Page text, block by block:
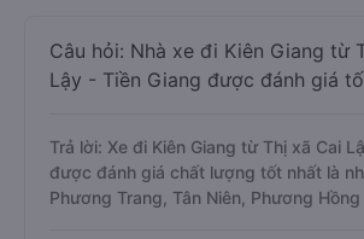
Câu hỏi: Nhà xe đi Kiên Giang từ
Lậy - Tiền Giang được đánh giá
Trả lời: Xe đi Kiên Giang từ Thị xã Cai
được đánh giá chất lượng tốt nhất là
Phương Trang, Tân Niên, Phương Hồng